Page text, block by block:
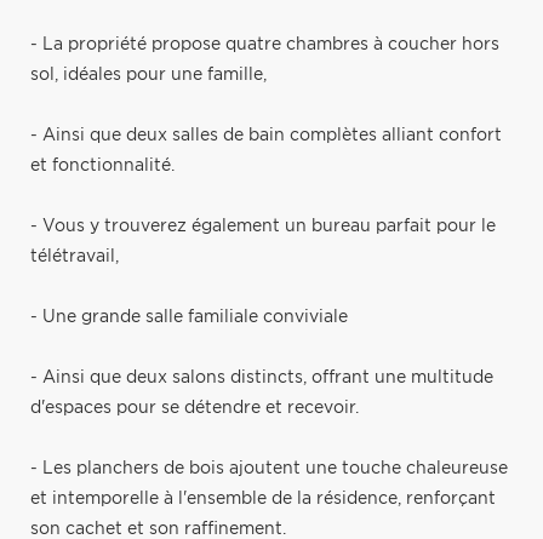
- La propriété propose quatre chambres à coucher hors
sol, idéales pour une famille,
- Ainsi que deux salles de bain complètes alliant confort
et fonctionnalité.
- Vous y trouverez également un bureau parfait pour le
télétravail,
- Une grande salle familiale conviviale
- Ainsi que deux salons distincts, offrant une multitude
d'espaces pour se détendre et recevoir.
- Les planchers de bois ajoutent une touche chaleureuse
et intemporelle à l'ensemble de la résidence, renforçant
son cachet et son raffinement.